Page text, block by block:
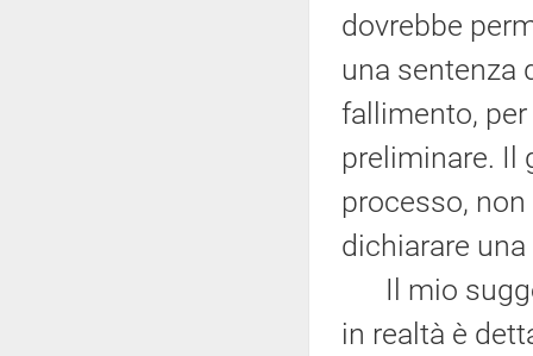
dovrebbe
una sentenza
fallimento,
preliminare. Il
processo,
dichiarare
Il mio
in realtà è